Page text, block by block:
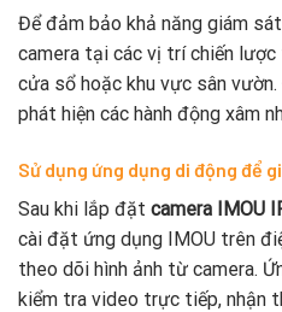
Để đảm bảo khả năng giám
camera tại các vị trí chiến lược
cửa sổ hoặc khu vực sân
phát hiện các hành động xâm
Sử dụng ứng dụng di động để
Sau khi lắp đặt camera IMOU
cài đặt ứng dụng IMOU trên
theo dõi hình ảnh từ camera.
kiểm tra video trực tiếp, nhận